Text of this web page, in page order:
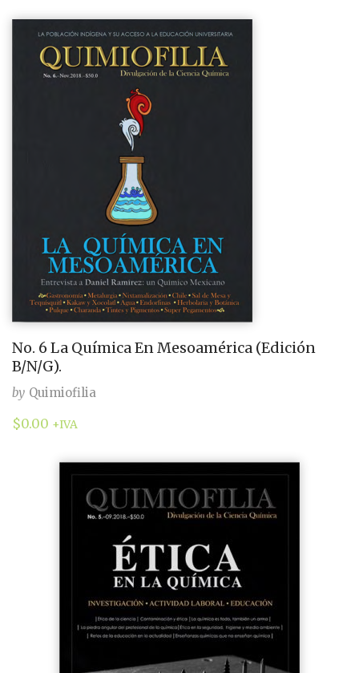
No. 6 La Química En Mesoamérica (Edición
B/N/G).
by Quimiofilia
$0.00 +IVA